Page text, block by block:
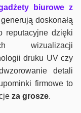
biurowe z
doskonałą
reputacyjne dzięki
wizualizacji
druku UV czy
detali
firmowe to
za grosze.